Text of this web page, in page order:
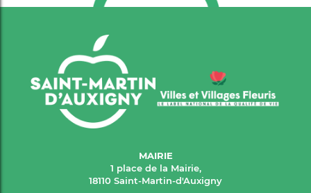
MAIRIE
1 place de la Mairie,
18110 Saint-Martin-d'Auxigny